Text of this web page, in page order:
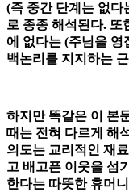
(즉 중간 단계는 없다
로 종종 해석된다. 또
에 없다는 (주님을 영
백논리를 지지하는
하지만 똑같은 이 본
때는 전혀 다르게 해
의도는 교리적인 재
고 배고픈 이웃을 섬
한다는 따뜻한 휴머